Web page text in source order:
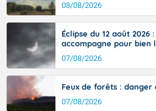
08/08/2026
Éclipse du 12 août 2026
accompagne pour bien
07/08/2026
Feux de forêts : danger
07/08/2026